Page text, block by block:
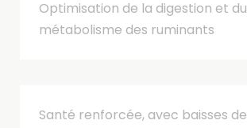
Optimisation de la digestion et du
métabolisme des ruminants
Santé renforcée, avec baisses